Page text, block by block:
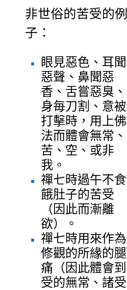
非世俗的苦受的例
子：
眼見惡色、耳聞
惡聲、鼻聞惡
香、舌嘗惡臭、
身毎刀割、意被
打擊時，用上佛
法而體會無常、
苦、空、或非
我。
禪七時過午不食
餓肚子的苦受
（因此而漸離
欲）。
禪七時用來作為
修觀的所緣的腿
痛（因此體會到
受的無常、諸受